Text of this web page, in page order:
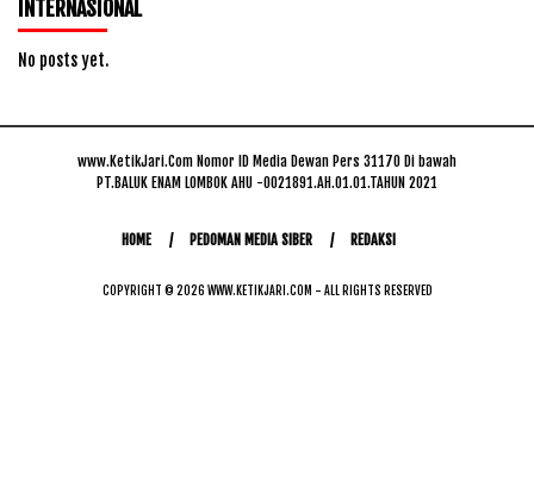
INTERNASIONAL
No posts yet.
www.KetikJari.Com Nomor ID Media Dewan Pers 31170 Di bawah
PT.BALUK ENAM LOMBOK AHU -0021891.AH.01.01.TAHUN 2021
HOME PEDOMAN MEDIA SIBER REDAKSI
COPYRIGHT © 2026 WWW.KETIKJARI.COM - ALL RIGHTS RESERVED